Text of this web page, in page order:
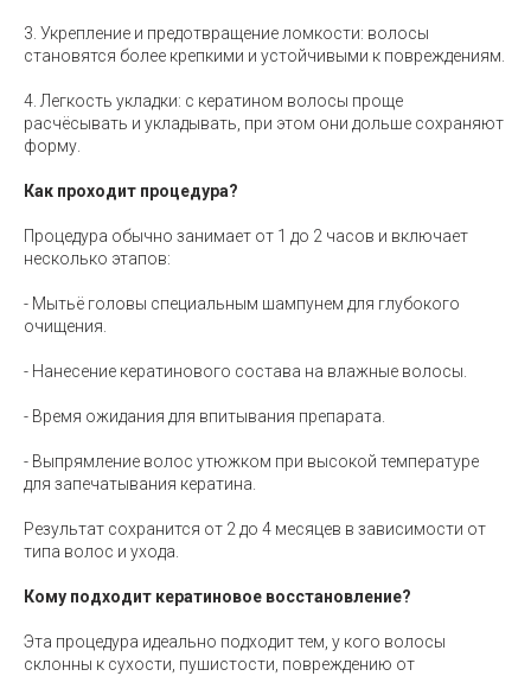
3. Укрепление и предотвращение ломкости: волосы
становятся более крепкими и устойчивыми к повреждениям.
4. Легкость укладки: с кератином волосы проще
расчёсывать и укладывать, при этом они дольше сохраняют
форму.
Как проходит процедура?
Процедура обычно занимает от 1 до 2 часов и включает
несколько этапов:
- Мытьё головы специальным шампунем для глубокого
очищения.
- Нанесение кератинового состава на влажные волосы.
- Время ожидания для впитывания препарата.
- Выпрямление волос утюжком при высокой температуре
для запечатывания кератина.
Результат сохранится от 2 до 4 месяцев в зависимости от
типа волос и ухода.
Кому подходит кератиновое восстановление?
Эта процедура идеально подходит тем, у кого волосы
склонны к сухости, пушистости, повреждению от